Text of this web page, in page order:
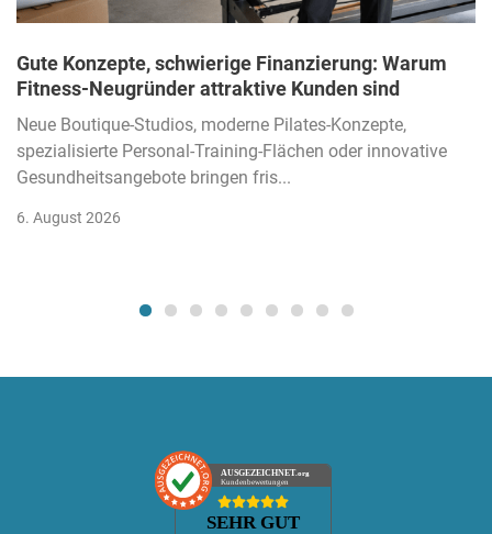
Gute Konzepte, schwierige Finanzierung: Warum
Fitness-Neugründer attraktive Kunden sind
Neue Boutique-Studios, moderne Pilates-Konzepte,
spezialisierte Personal-Training-Flächen oder innovative
Gesundheitsangebote bringen fris...
6. August 2026
AUSGEZEICHNET.org
Kundenbewertungen
SEHR GUT